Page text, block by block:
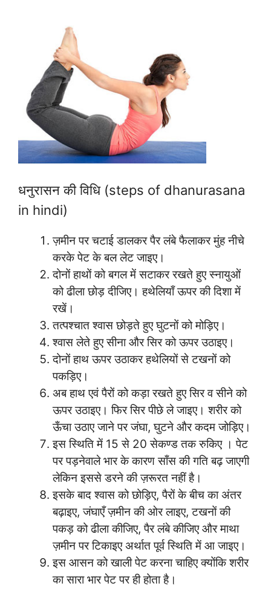
धनुरासन की विधि (steps of dhanurasana
in hindi)
ज़मीन पर चटाई डालकर पैर लंबे फैलाकर मुंह नीचे
करके पेट के बल लेट जाइए।
दोनों हाथों को बगल में सटाकर रखते हुए स्नायुओं
को ढीला छोड़ दीजिए। हथेलियाँ ऊपर की दिशा में
रखें।
तत्पश्चात श्वास छोड़ते हुए घुटनों को मोड़िए।
श्वास लेते हुए सीना और सिर को ऊपर उठाइए।
दोनों हाथ ऊपर उठाकर हथेलियों से टखनों को
पकड़िए।
अब हाथ एवं पैरों को कड़ा रखते हुए सिर व सीने को
ऊपर उठाइए। फिर सिर पीछे ले जाइए। शरीर को
ऊँचा उठाए जाने पर जंघा, घुटने और कदम जोड़िए।
इस स्थिति में 15 से 20 सेकण्ड तक रुकिए । पेट
पर पड़नेवाले भार के कारण साँस की गति बढ़ जाएगी
लेकिन इससे डरने की ज़रूरत नहीं है।
इसके बाद श्वास को छोड़िए, पैरों के बीच का अंतर
बढ़ाइए, जंघाएँ ज़मीन की ओर लाइए, टखनों की
पकड़ को ढीला कीजिए, पैर लंबे कीजिए और माथा
ज़मीन पर टिकाइए अर्थात पूर्व स्थिति में आ जाइए।
इस आसन को खाली पेट करना चाहिए क्योंकि शरीर
का सारा भार पेट पर ही होता है।